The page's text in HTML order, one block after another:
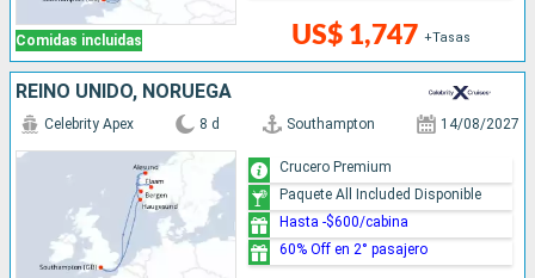
Comidas incluidas US$ 1,747 +Tasas
REINO UNIDO, NORUEGA
Celebrity Apex 8 d Southampton 14/08/2027
Crucero Premium
Paquete All Included Disponible
Hasta -$600/cabina
60% Off en 2° pasajero